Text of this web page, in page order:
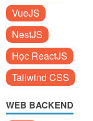
VueJS
NestJS
Học ReactJS
Tailwind CSS
WEB BACKEND